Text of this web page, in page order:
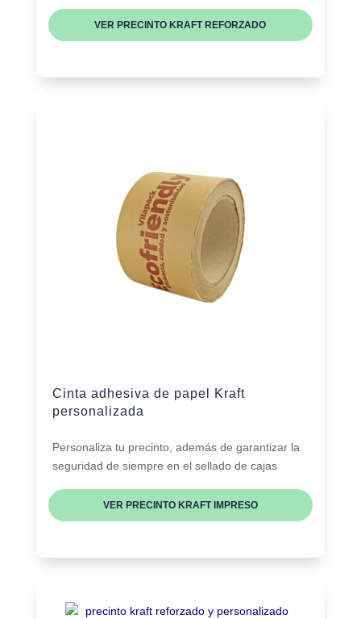
VER PRECINTO KRAFT REFORZADO
Cinta adhesiva de papel Kraft
personalizada
Personaliza tu precinto, además de garantizar la
seguridad de siempre en el sellado de cajas
VER PRECINTO KRAFT IMPRESO